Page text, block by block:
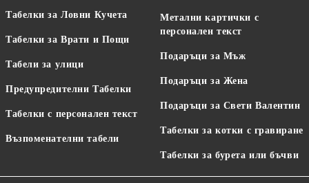
Табелки за Ловни Кучета
Табелки за Врати и Пощи
Табели за улици
Предупредителни Табелки
Табелки с персонален текст
Възпоменателни табели
Метални картички с
персонален текст
Подаръци за Мъж
Подаръци за Жена
Подаръци за Свети Валентин
Табелки за котки с гравиране
Табелки за бурета или бъчви